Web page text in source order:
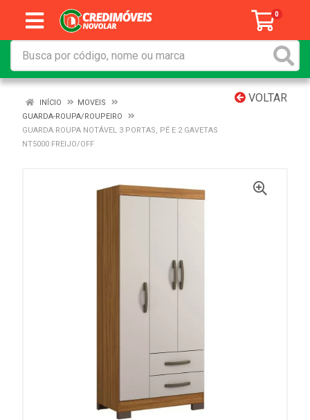
0
VOLTAR
INÍCIO
MOVEIS
GUARDA-ROUPA/ROUPEIRO
GUARDA ROUPA NOTÁVEL 3 PORTAS, PÉ E 2 GAVETAS
NT5000 FREIJO/OFF